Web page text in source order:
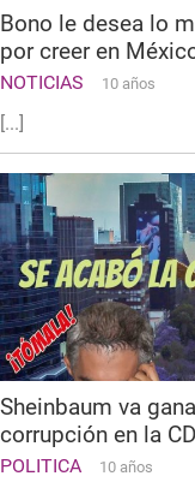
Bono le desea lo
por creer en
NOTICIAS 10 años
[...]
Sheinbaum va
corrupción en la
POLITICA 10 años